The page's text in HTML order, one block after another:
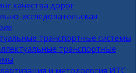
качества дорог
исследовательская
транспортные системы
транспортные
и методология ИТС